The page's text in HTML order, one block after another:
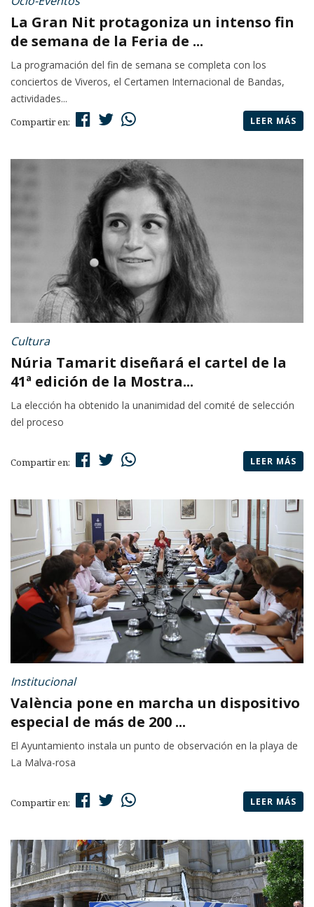
La Gran Nit protagoniza un intenso fin
de semana de la Feria de ...
La programación del fin de semana se completa con los
conciertos de Viveros, el Certamen Internacional de Bandas,
actividades...
Compartir en: LEER MÁS
Cultura
Núria Tamarit diseñará el cartel de la
41ª edición de la Mostra...
La elección ha obtenido la unanimidad del comité de selección
del proceso
Compartir en: LEER MÁS
Institucional
València pone en marcha un dispositivo
especial de más de 200 ...
El Ayuntamiento instala un punto de observación en la playa de
La Malva-rosa
Compartir en: LEER MÁS